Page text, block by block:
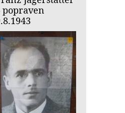
popraven